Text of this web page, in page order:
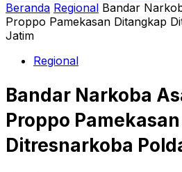
Beranda Regional Bandar
Proppo Pamekasan Ditangkap
Jatim
Regional
Bandar Narkoba
Proppo
Ditresnarkoba